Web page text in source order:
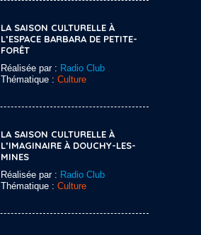
LA SAISON CULTURELLE À
L’ESPACE BARBARA DE PETITE-
FORÊT
Réalisée par : Radio Club
Thématique : Culture
LA SAISON CULTURELLE À
L’IMAGINAIRE À DOUCHY-LES-
MINES
Réalisée par : Radio Club
Thématique : Culture